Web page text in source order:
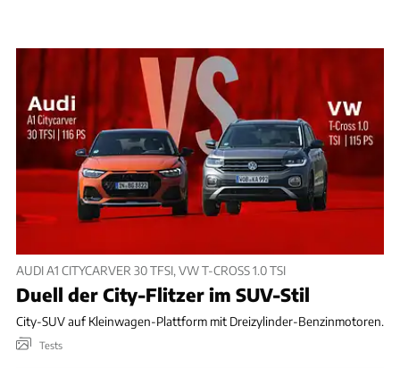
AUDI A1 CITYCARVER 30 TFSI, VW T-CROSS 1.0 TSI
Duell der City-Flitzer im SUV-Stil
City-SUV auf Kleinwagen-Plattform mit Dreizylinder-Benzinmotoren.
Tests